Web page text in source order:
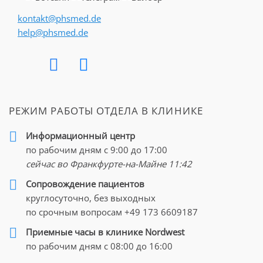
эндопротезирование суставов представляет собой один
из самых частых видов хирургических вмешательств.
его собственного - изношенного до такой
степени, что он больше не может
выполнять свои функции, сегодня
стремительно развивается. Чаще всего
по замене суставов – коленного,
тазобедренного, локтевого, пальцев ног
и рук и т.д. – является наличие у
пациента прогрессирующего
подагры, остеопороза или
kontakt@phsmed.de
help@phsmed.de
РЕЖИМ РАБОТЫ ОТДЕЛА В КЛИНИКЕ
Информационный центр
по рабочим дням с 9:00 до 17:00
сейчас во Франкфурте-на-Майне 11:42
Cопровождение пациентов
круглосуточно, без выходных
по срочным вопросам +49 173 6609187
Приемные часы в клинике Nordwest
по рабочим дням с 08:00 до 16:00